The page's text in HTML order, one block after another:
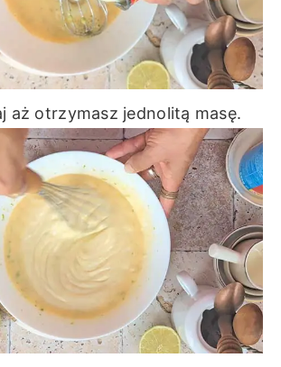
aż otrzymasz jednolitą masę.